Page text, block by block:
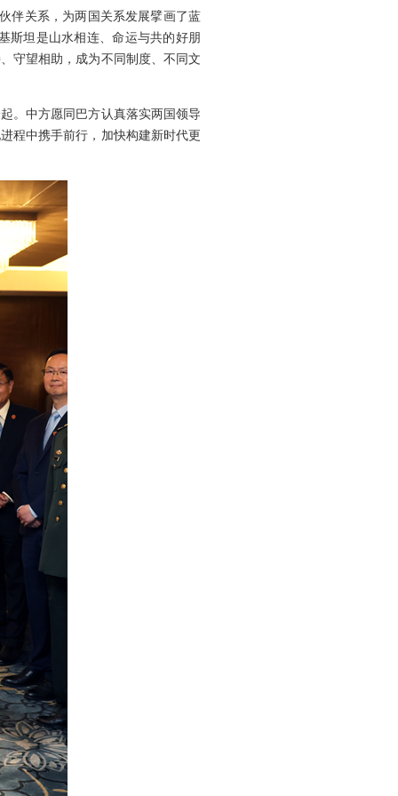
伴关系，为两国关系发展擘画了蓝
斯坦是山水相连、命运与共的好朋
守望相助，成为不同制度、不同文
。中方愿同巴方认真落实两国领导
程中携手前行，加快构建新时代更